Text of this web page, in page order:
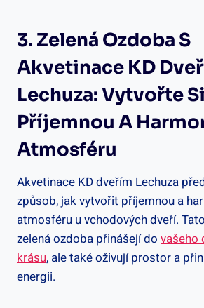
3. Zelená Ozdoba S
Akvetinace KD
Lechuza: Vytvořte Si
Příjemnou A
Atmosféru
Akvetinace KD dveřím Lechuza
způsob, jak vytvořit příjemnou a
atmosféru u vchodových dveří.
zelená ozdoba přinášejí do vašeho
krásu, ale také oživují prostor a
energii.